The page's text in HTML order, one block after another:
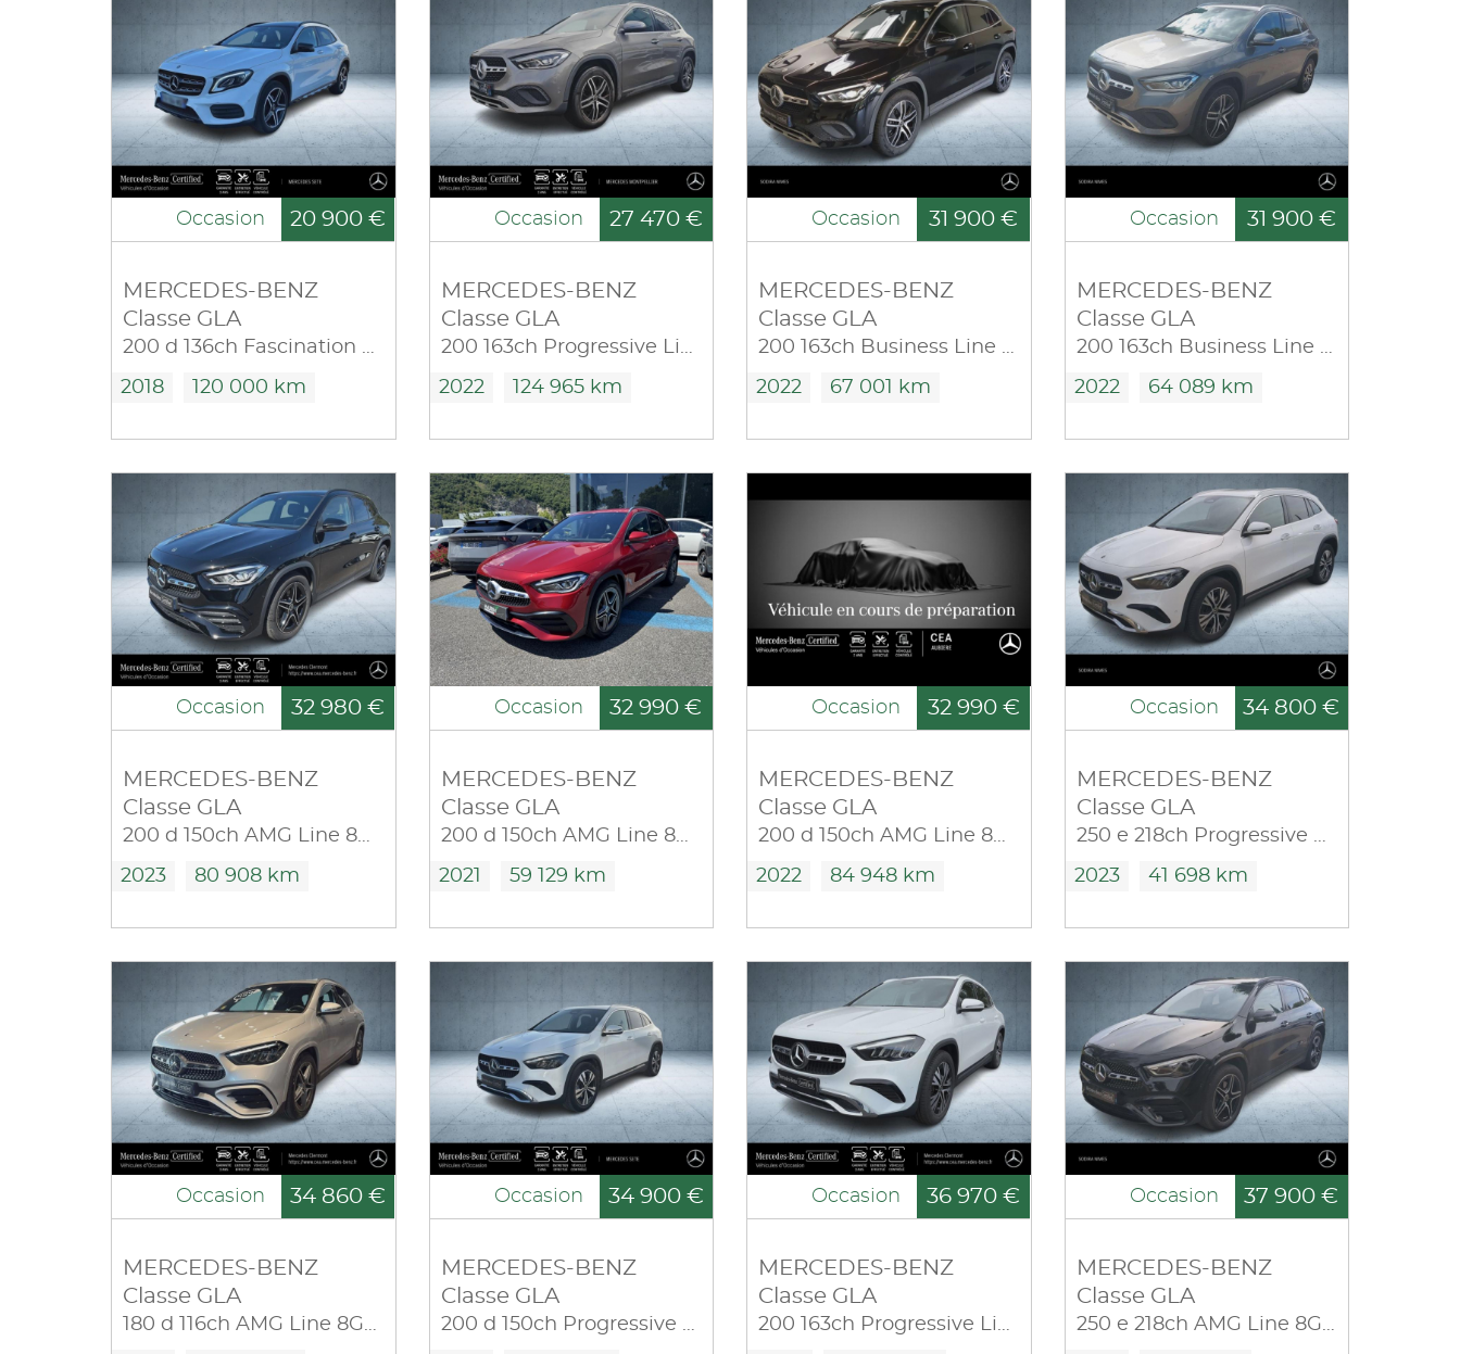
Occasion 20 900 €
MERCEDES-BENZ
Classe GLA
200 d 136ch Fascination 7G-DCT Euro6c
2018 120 000 km
Occasion 27 470 €
MERCEDES-BENZ
Classe GLA
200 163ch Progressive Line 7G-DCT
2022 124 965 km
Occasion 31 900 €
MERCEDES-BENZ
Classe GLA
200 163ch Business Line 7G-DCT
2022 67 001 km
Occasion 31 900 €
MERCEDES-BENZ
Classe GLA
200 163ch Business Line 7G-DCT
2022 64 089 km
Occasion 32 980 €
MERCEDES-BENZ
Classe GLA
200 d 150ch AMG Line 8G-DCT
2023 80 908 km
Occasion 32 990 €
MERCEDES-BENZ
Classe GLA
200 d 150ch AMG Line 8G-DCT
2021 59 129 km
Occasion 32 990 €
MERCEDES-BENZ
Classe GLA
200 d 150ch AMG Line 8G-DCT
2022 84 948 km
Occasion 34 800 €
MERCEDES-BENZ
Classe GLA
250 e 218ch Progressive Line 8G-DCT
2023 41 698 km
Occasion 34 860 €
MERCEDES-BENZ
Classe GLA
180 d 116ch AMG Line 8G-DCT
Occasion 34 900 €
MERCEDES-BENZ
Classe GLA
200 d 150ch Progressive Line 8G-DCT
Occasion 36 970 €
MERCEDES-BENZ
Classe GLA
200 163ch Progressive Line 7G-DCT
Occasion 37 900 €
MERCEDES-BENZ
Classe GLA
250 e 218ch AMG Line 8G-DCT